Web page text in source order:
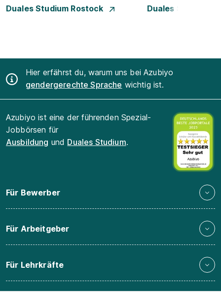
Duales Studium Rostock
Duales Studium
Hier erfährst du, warum uns bei Azubiyo
gendergerechte Sprache wichtig ist.
Azubiyo ist eine der führenden Spezial-
Jobbörsen für
Ausbildung und Duales Studium.
Für Bewerber
Für Arbeitgeber
Für Lehrkräfte